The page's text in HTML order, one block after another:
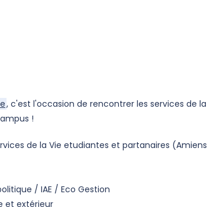
, c'est l'occasion de rencontrer les services de la
!
de la Vie etudiantes et partanaires (Amiens
/ IAE / Eco Gestion
et extérieur